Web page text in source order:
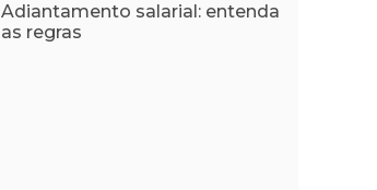
Adiantamento salarial: entenda
as regras